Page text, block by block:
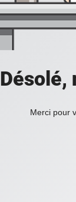
Désolé,
Merci pour